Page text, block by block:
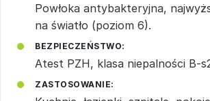
Powłoka antybakteryjna,
na światło (poziom 6).
BEZPIECZEŃSTWO:
Atest PZH, klasa niepalności B-
ZASTOSOWANIE: